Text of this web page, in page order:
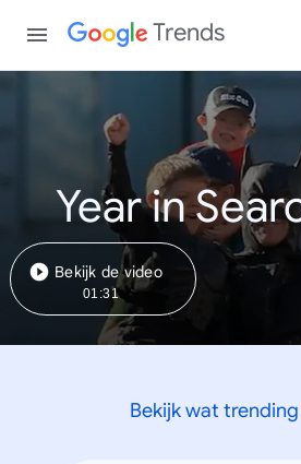
Trends
Year in
Bekijk de video
01:31
Bekijk wat